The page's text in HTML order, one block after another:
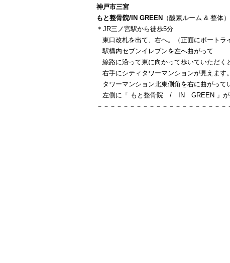
神戸市三宮
もと整骨院/IN GREEN
（酸素ルーム & 整体）
＊JR三ノ宮駅から徒歩5分
東口改札を出て、右へ。（正面にポートラ
駅構内セブンイレブンを左へ曲がって
線路に沿って東に向かって歩いていただく
右手にシティタワーマンションが見えます。
タワーマンション北東側角を右に曲がって
左側に「 もと整骨院 / IN GREEN 」が
－－－－－－－－－－－－－－－－－－－－